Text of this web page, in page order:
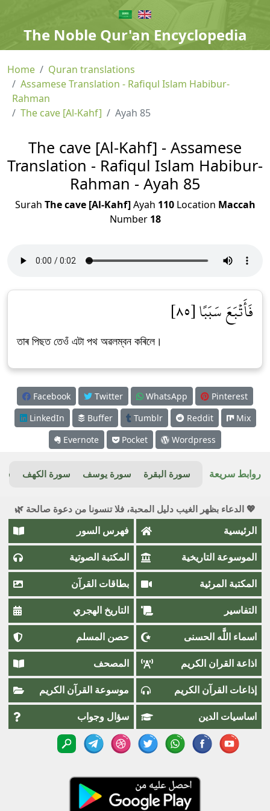
The Noble Qur'an Encyclopedia
Home
Quran translations
Assamese Translation - Rafiqul Islam Habibur-
Rahman
The cave [Al-Kahf]
Ayah 85
The cave [Al-Kahf] - Assamese
Translation - Rafiqul Islam Habibur-
Rahman - Ayah 85
Surah The cave [Al-Kahf]Ayah 110Location Maccah
Number 18
فَأَتۡبَعَ سَبَبًا [٨٥]
তাৰ পিছত তেওঁ এটা পথ অৱলম্বন কৰিলে।
Facebook Twitter WhatsApp
Pinterest
LinkedIn
Buffer Tumblr Reddit
Mix
Evernote
Pocket Wordpress
روابط سريعة سورة البقرة سورة يوسف سورة الكهف
💖 الدعاء بظهر الغيب دليل المحبة، فلا تنسونا من دعوة صالحة 🌿
الرئيسية فهرس السور
الموسوعة التاريخية المكتبة الصوتية
المكتبة المرئية بطاقات القرآن
التفاسير التاريخ الهجري
اسماء اللَّٰه الحسنى حصن المسلم
اذاعة القران الكريم المصحف
إذاعات القرآن الكريم موسوعة القرآن الكريم
اساسيات الدين سؤال وجواب